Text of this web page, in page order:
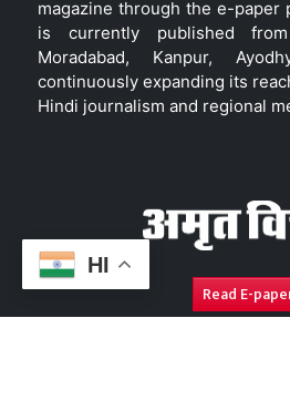
HI
magazine through the e-paper
is currently published
Moradabad, Kanpur,
continuously expanding its
Hindi journalism and regional
Read E-